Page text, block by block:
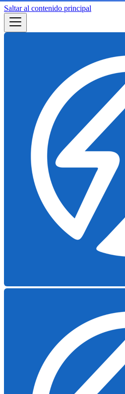
Saltar al contenido principal